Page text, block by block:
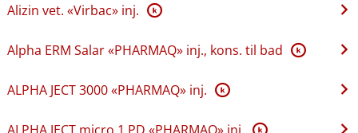
Alizin vet. «Virbac» inj. K
Alpha ERM Salar «PHARMAQ» inj., kons. til bad K
ALPHA JECT 3000 «PHARMAQ» inj. K